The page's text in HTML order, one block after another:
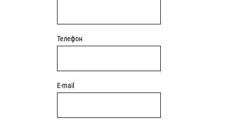
Телефон
E-mail